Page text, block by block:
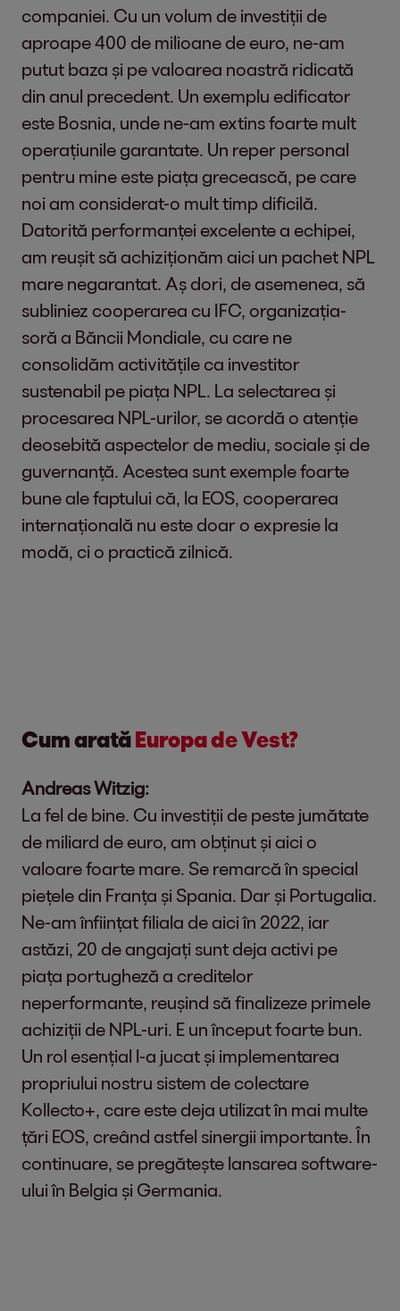
companiei. Cu un volum de investiții de
aproape 400 de milioane de euro, ne-am
putut baza și pe valoarea noastră ridicată
din anul precedent. Un exemplu edificator
este Bosnia, unde ne-am extins foarte mult
operațiunile garantate. Un reper personal
pentru mine este piața grecească, pe care
noi am considerat-o mult timp dificilă.
Datorită performanței excelente a echipei,
am reușit să achiziționăm aici un pachet NPL
mare negarantat. Aș dori, de asemenea, să
subliniez cooperarea cu IFC, organizația-
soră a Băncii Mondiale, cu care ne
consolidăm activitățile ca investitor
sustenabil pe piața NPL. La selectarea și
procesarea NPL-urilor, se acordă o atenție
deosebită aspectelor de mediu, sociale și de
guvernanță. Acestea sunt exemple foarte
bune ale faptului că, la EOS, cooperarea
internațională nu este doar o expresie la
modă, ci o practică zilnică.
Cum aratăEuropa de Vest?
Andreas Witzig:
La fel de bine. Cu investiții de peste jumătate
de miliard de euro, am obținut și aici o
valoare foarte mare. Se remarcă în special
piețele din Franța și Spania. Dar și Portugalia.
Ne-am înființat filiala de aici în 2022, iar
astăzi, 20 de angajați sunt deja activi pe
piața portugheză a creditelor
neperformante, reușind să finalizeze primele
achiziții de NPL-uri. E un început foarte bun.
Un rol esențial l-a jucat și implementarea
propriului nostru sistem de colectare
Kollecto+, care este deja utilizat în mai multe
țări EOS, creând astfel sinergii importante. În
continuare, se pregătește lansarea software-
ului în Belgia și Germania.